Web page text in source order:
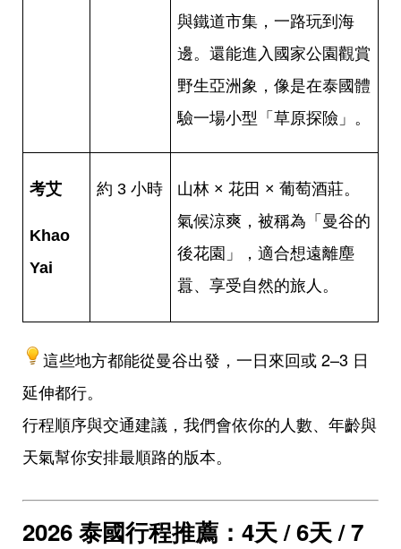
與鐵道市集，一路玩到海
邊。還能進入國家公園觀賞
野生亞洲象，像是在泰國體
驗一場小型「草原探險」。
考艾
Khao
Yai
約 3 小時
山林 × 花田 × 葡萄酒莊。
氣候涼爽，被稱為「曼谷的
後花園」，適合想遠離塵
囂、享受自然的旅人。
這些地方都能從曼谷出發，一日來回或 2–3 日
延伸都行。
行程順序與交通建議，我們會依你的人數、年齡與
天氣幫你安排最順路的版本。
2026 泰國行程推薦：4天 / 6天 / 7